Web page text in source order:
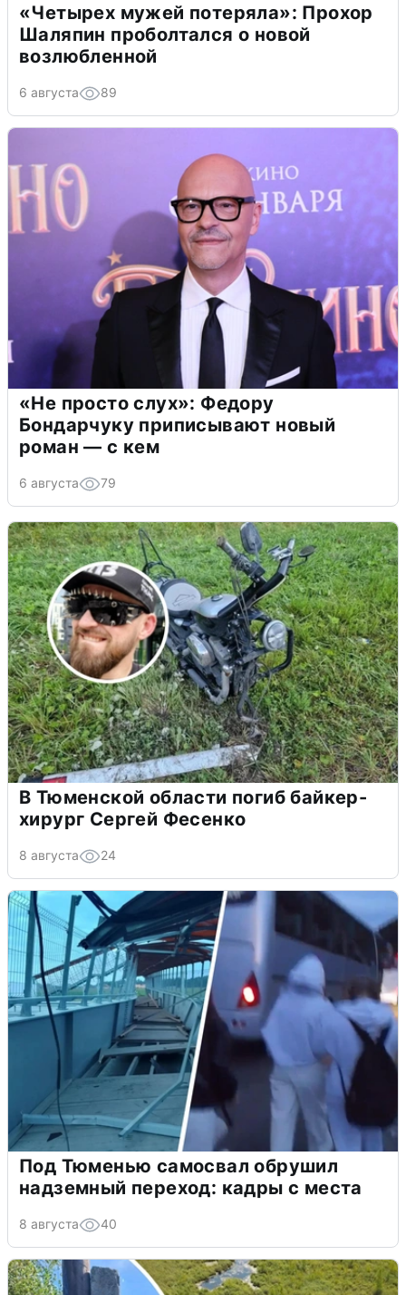
«Четырех мужей потеряла»: Прохор
Шаляпин проболтался о новой
возлюбленной
6 августа 89
«Не просто слух»: Федору
Бондарчуку приписывают новый
роман — с кем
6 августа 79
В Тюменской области погиб байкер-
хирург Сергей Фесенко
8 августа 24
Под Тюменью самосвал обрушил
надземный переход: кадры с места
8 августа 40